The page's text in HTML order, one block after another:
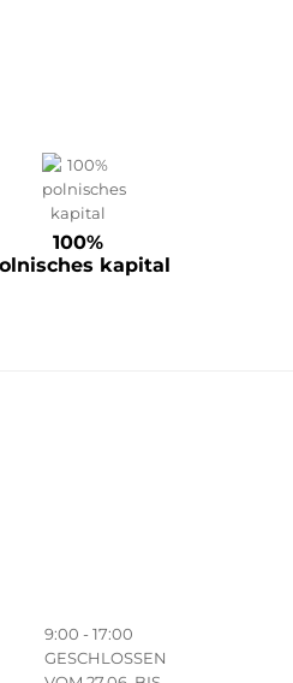
100%
kapital
9:00 - 17:00
GESCHLOSSEN